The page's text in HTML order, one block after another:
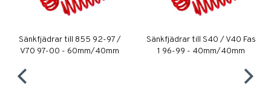
Sänkfjädrar till 855 92-97 /
V70 97-00 - 60mm/40mm
Sänkfjädrar till S40 / V40 Fas
1 96-99 - 40mm/40mm